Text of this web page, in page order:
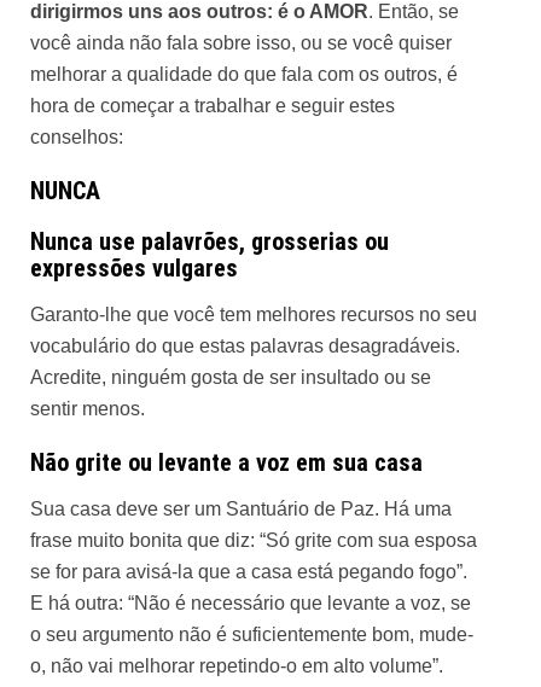
dirigirmos uns aos outros: é o AMOR. Então, se
você ainda não fala sobre isso, ou se você quiser
melhorar a qualidade do que fala com os outros, é
hora de começar a trabalhar e seguir estes
conselhos:
NUNCA
Nunca use palavrões, grosserias ou
expressões vulgares
Garanto-lhe que você tem melhores recursos no seu
vocabulário do que estas palavras desagradáveis.
Acredite, ninguém gosta de ser insultado ou se
sentir menos.
Não grite ou levante a voz em sua casa
Sua casa deve ser um Santuário de Paz. Há uma
frase muito bonita que diz: “Só grite com sua esposa
se for para avisá-la que a casa está pegando fogo”.
E há outra: “Não é necessário que levante a voz, se
o seu argumento não é suficientemente bom, mude-
o, não vai melhorar repetindo-o em alto volume”.